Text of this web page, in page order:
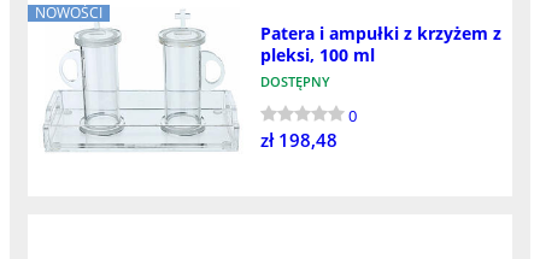
NOWOŚCI
Patera i ampułki z krzyżem z
pleksi, 100 ml
DOSTĘPNY
0
zł 198,48